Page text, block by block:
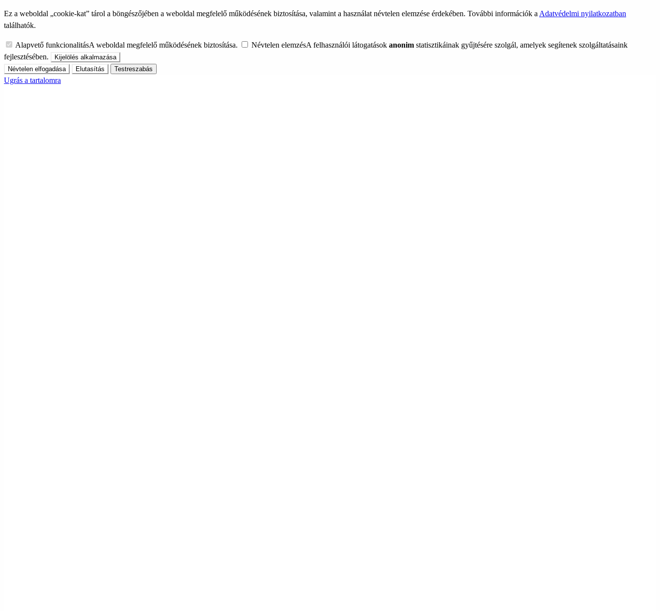
Ez a weboldal „cookie-kat” tárol a böngészőjében a weboldal megfelelő működésének biztosítása, valamint a használat névtelen elemzése érdekében. További információk a Adatvédelmi nyilatkozatban
találhatók.
Alapvető funkcionalitásA weboldal megfelelő működésének biztosítása. Névtelen elemzésA felhasználói látogatások anonim statisztikáinak gyűjtésére szolgál, amelyek segítenek szolgáltatásaink
fejlesztésében.
Kijelölés alkalmazása
Névtelen elfogadása
Elutasítás Testreszabás
Ugrás a tartalomra